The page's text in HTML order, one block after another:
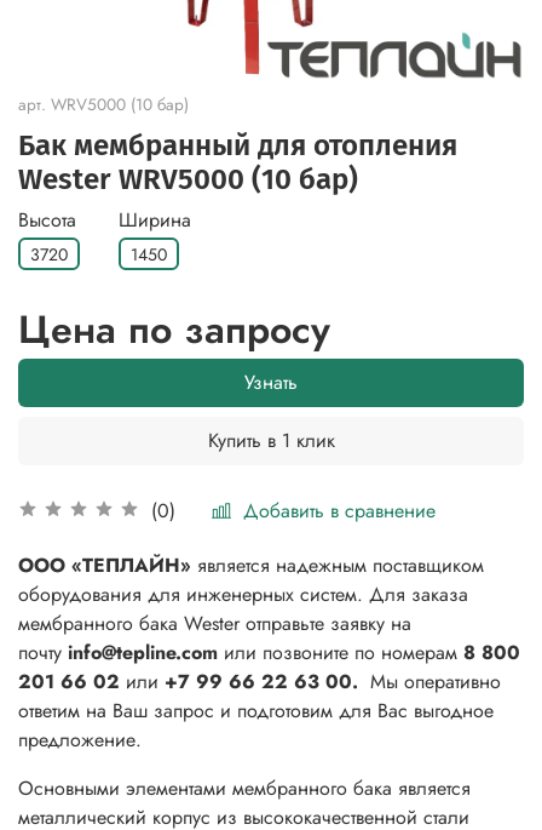
арт. WRV5000 (10 бар)
Бак мембранный для отопления
Wester WRV5000 (10 бар)
(0) Добавить в сравнение
Высота
3720
Ширина
1450
Цена по запросу
Узнать
Купить в 1 клик
ООО «ТЕПЛАЙН» является надежным поставщиком
оборудования для инженерных систем. Для заказа
мембранного бака Wester отправьте заявку на
почту info@tepline.com или позвоните по номерам 8 800
201 66 02 или +7 99 66 22 63 00. Мы оперативно
ответим на Ваш запрос и подготовим для Вас выгодное
предложение.
Основными элементами мембранного бака является
металлический корпус из высококачественной стали